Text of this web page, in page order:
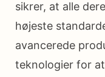
sikrer, at alle
højeste
avancerede
teknologier for